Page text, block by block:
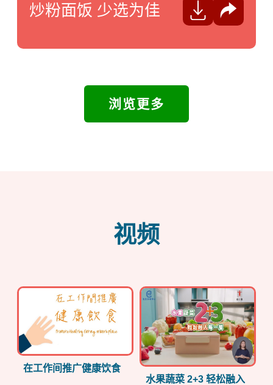
炒粉面饭 少选为佳 分享
浏览更多
视频
在工作间推广健康饮食
水果蔬菜 2+3 轻松融入